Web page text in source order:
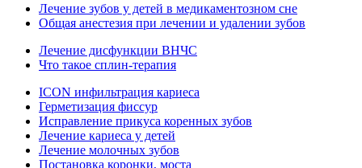
Лечение зубов у детей в медикаментозном сне
Общая анестезия при лечении и удалении зубов
Лечение дисфункции ВНЧС
Что такое сплин-терапия
ICON инфильтрация кариеса
Герметизация фиссур
Исправление прикуса коренных зубов
Лечение кариеса у детей
Лечение молочных зубов
Постановка коронки, моста